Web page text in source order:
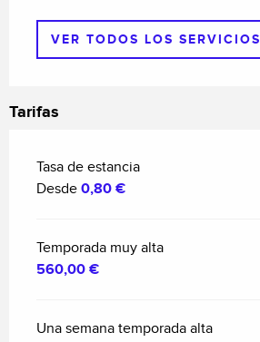
VER TODOS LOS SERVICIOS
Tarifas
Tasa de estancia
Desde 0,80 €
Temporada muy alta
560,00 €
Una semana temporada alta